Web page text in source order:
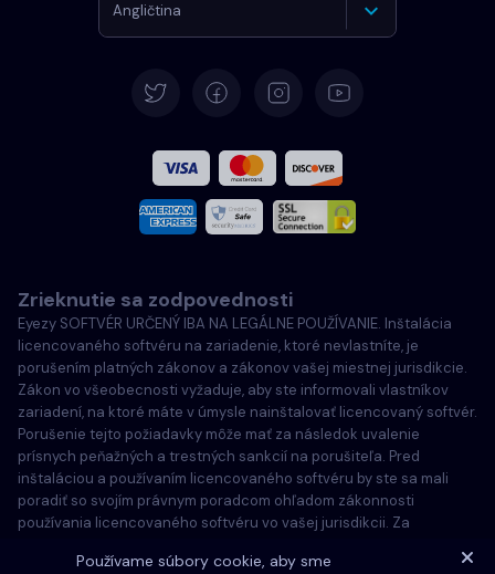
Používame súbory cookie, aby sme
Angličtina
Francúzština
Taliansky
Português
Türkçe
Poľský
Zrieknutie sa zodpovednosti
Eyezy SOFTVÉR URČENÝ IBA NA LEGÁLNE POUŽÍVANIE. Inštalácia
licencovaného softvéru na zariadenie, ktoré nevlastníte, je
porušením platných zákonov a zákonov vašej miestnej jurisdikcie.
Zákon vo všeobecnosti vyžaduje, aby ste informovali vlastníkov
zariadení, na ktoré máte v úmysle nainštalovať licencovaný softvér.
Porušenie tejto požiadavky môže mať za následok uvalenie
prísnych peňažných a trestných sankcií na porušiteľa. Pred
inštaláciou a používaním licencovaného softvéru by ste sa mali
poradiť so svojím právnym poradcom ohľadom zákonnosti
používania licencovaného softvéru vo vašej jurisdikcii. Za
zodpovední výlučne vy a ste si vedomí, že spoločnosť Eyezy